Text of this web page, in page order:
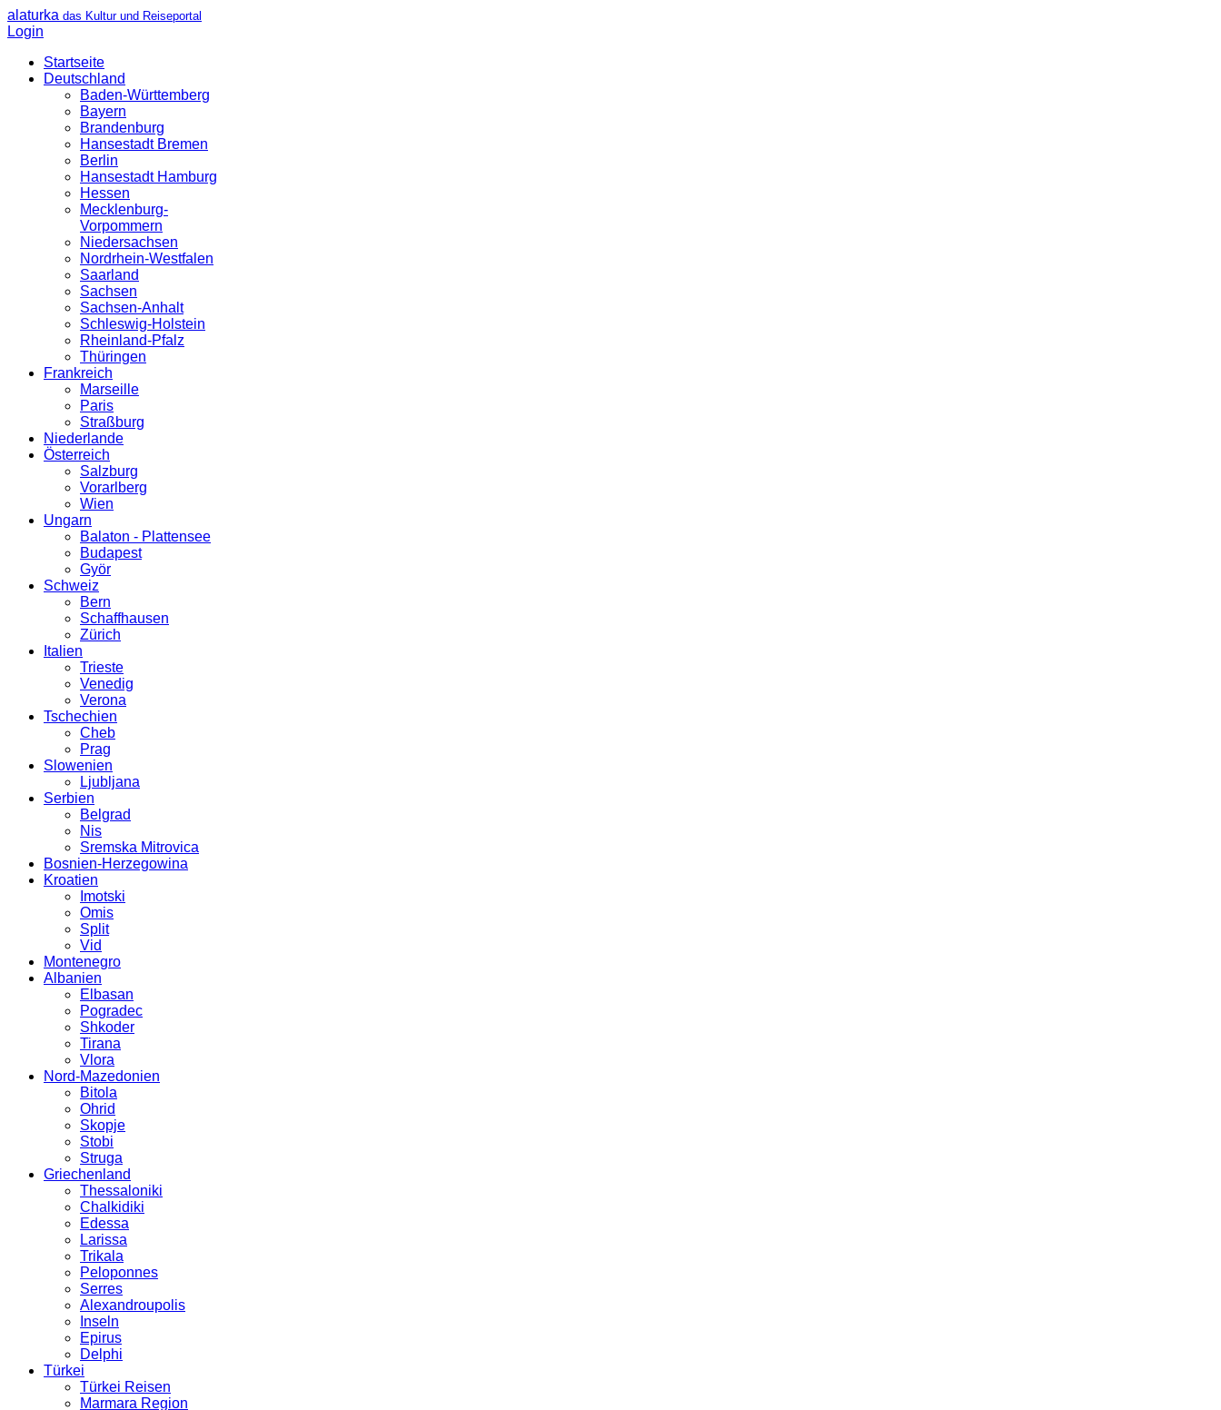
alaturka das Kultur und Reiseportal
Login
Startseite
Deutschland
Baden-Württemberg
Bayern
Brandenburg
Hansestadt Bremen
Berlin
Hansestadt Hamburg
Hessen
Mecklenburg-
Vorpommern
Niedersachsen
Nordrhein-Westfalen
Saarland
Sachsen
Sachsen-Anhalt
Schleswig-Holstein
Rheinland-Pfalz
Thüringen
Frankreich
Marseille
Paris
Straßburg
Niederlande
Österreich
Salzburg
Vorarlberg
Wien
Ungarn
Balaton - Plattensee
Budapest
Györ
Schweiz
Bern
Schaffhausen
Zürich
Italien
Trieste
Venedig
Verona
Tschechien
Cheb
Prag
Slowenien
Ljubljana
Serbien
Belgrad
Nis
Sremska Mitrovica
Bosnien-Herzegowina
Kroatien
Imotski
Omis
Split
Vid
Montenegro
Albanien
Elbasan
Pogradec
Shkoder
Tirana
Vlora
Nord-Mazedonien
Bitola
Ohrid
Skopje
Stobi
Struga
Griechenland
Thessaloniki
Chalkidiki
Edessa
Larissa
Trikala
Peloponnes
Serres
Alexandroupolis
Inseln
Epirus
Delphi
Türkei
Türkei Reisen
Marmara Region